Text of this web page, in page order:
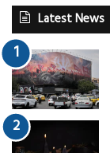
Latest News